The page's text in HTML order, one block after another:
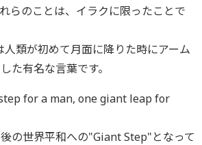
らのことは、イラクに限ったことで
類が初めて月面に降りた時にアーム
た有名な言葉です。
for a man, one giant leap for
の世界平和への"Giant Step"となって